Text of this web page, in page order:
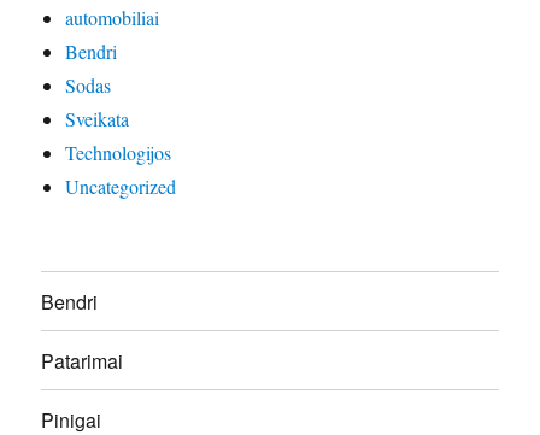
automobiliai
Bendri
Sodas
Sveikata
Technologijos
Uncategorized
Bendri
Patarimai
Pinigai